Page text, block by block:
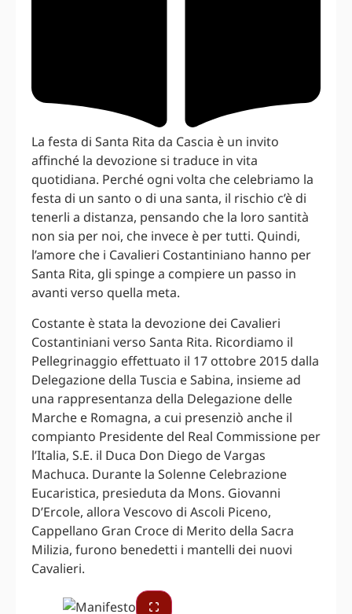
La festa di Santa Rita da Cascia è un invito
affinché la devozione si traduce in vita
quotidiana. Perché ogni volta che celebriamo la
festa di un santo o di una santa, il rischio c’è di
tenerli a distanza, pensando che la loro santità
non sia per noi, che invece è per tutti. Quindi,
l’amore che i Cavalieri Costantiniano hanno per
Santa Rita, gli spinge a compiere un passo in
avanti verso quella meta.
Costante è stata la devozione dei Cavalieri
Costantiniani verso Santa Rita. Ricordiamo il
Pellegrinaggio effettuato il 17 ottobre 2015 dalla
Delegazione della Tuscia e Sabina, insieme ad
una rappresentanza della Delegazione delle
Marche e Romagna, a cui presenziò anche il
compianto Presidente del Real Commissione per
l’Italia, S.E. il Duca Don Diego de Vargas
Machuca. Durante la Solenne Celebrazione
Eucaristica, presieduta da Mons. Giovanni
D’Ercole, allora Vescovo di Ascoli Piceno,
Cappellano Gran Croce di Merito della Sacra
Milizia, furono benedetti i mantelli dei nuovi
Cavalieri.